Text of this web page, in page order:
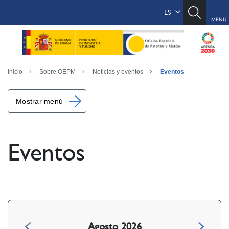
ES
Inicio Sobre OEPM Noticias y eventos Eventos
Mostrar menú
Eventos